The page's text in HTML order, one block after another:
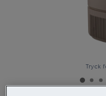
Tryck